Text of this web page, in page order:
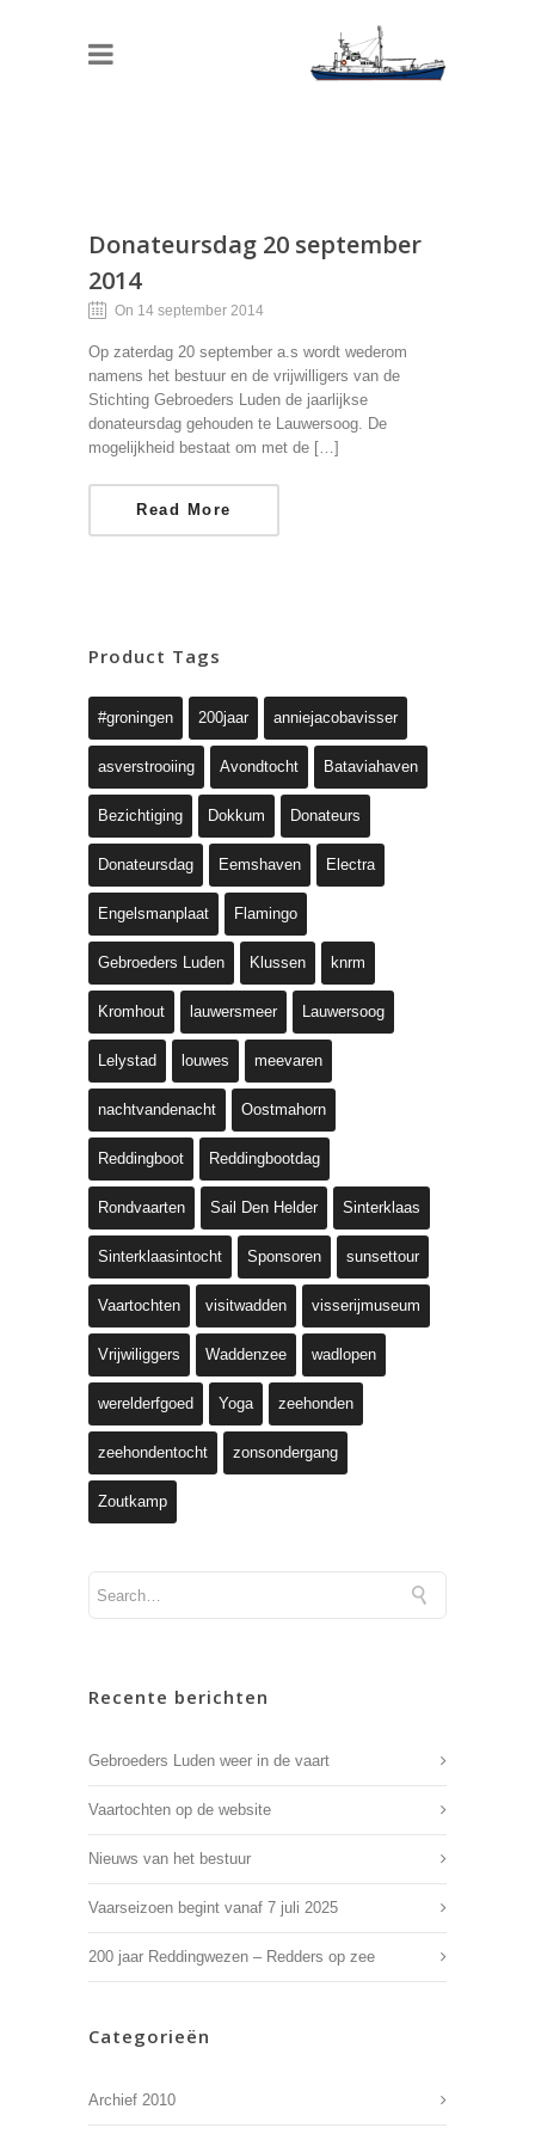
Donateursdag 20 september
2014
On 14 september 2014
Op zaterdag 20 september a.s wordt wederom
namens het bestuur en de vrijwilligers van de
Stichting Gebroeders Luden de jaarlijkse
donateursdag gehouden te Lauwersoog. De
mogelijkheid bestaat om met de […]
Read More
Product Tags
#groningen 200jaar anniejacobavisser
asverstrooiing Avondtocht Bataviahaven
Bezichtiging Dokkum Donateurs
Donateursdag Eemshaven Electra
Engelsmanplaat Flamingo
Gebroeders Luden Klussen knrm
Kromhout lauwersmeer Lauwersoog
Lelystad louwes meevaren
nachtvandenacht Oostmahorn
Reddingboot Reddingbootdag
Rondvaarten Sail Den Helder Sinterklaas
Sinterklaasintocht Sponsoren sunsettour
Vaartochten visitwadden visserijmuseum
Vrijwiliggers Waddenzee wadlopen
werelderfgoed Yoga zeehonden
zeehondentocht zonsondergang
Zoutkamp
Recente berichten
Gebroeders Luden weer in de vaart
Vaartochten op de website
Nieuws van het bestuur
Vaarseizoen begint vanaf 7 juli 2025
200 jaar Reddingwezen – Redders op zee
Categorieën
Archief 2010